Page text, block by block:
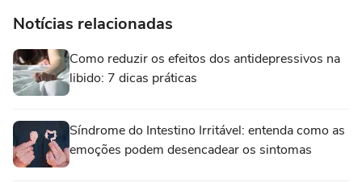
Notícias relacionadas
Como reduzir os efeitos dos antidepressivos na
libido: 7 dicas práticas
Síndrome do Intestino Irritável: entenda como as
emoções podem desencadear os sintomas